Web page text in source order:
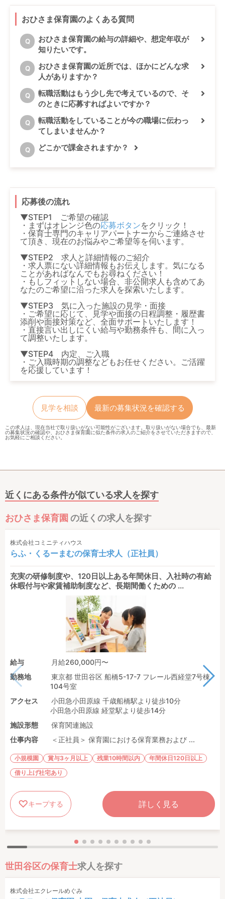
おひさま保育園のよくある質問
Q
おひさま保育園の給与の詳細や、想定年収が
知りたいです。
Q
おひさま保育園の近所では、ほかにどんな求
人がありますか？
Q
転職活動はもう少し先で考えているので、そ
のときに応募すればよいですか？
Q
転職活動をしていることが今の職場に伝わっ
てしまいませんか？
Q どこかで課金されますか？
応募後の流れ
▼STEP1 ご希望の確認
・まずはオレンジ色の応募ボタンをクリック！
・保育士専門のキャリアパートナーからご連絡させ
て頂き、現在のお悩みやご希望等を伺います。
▼STEP2 求人と詳細情報のご紹介
・求人票にない詳細情報もお伝えします。気になる
ことがあればなんでもお尋ねください！
・もしフィットしない場合、非公開求人も含めてあ
なたのご希望に沿った求人を探索いたします。
▼STEP3 気に入った施設の見学・面接
・ご希望に応じて、見学や面接の日程調整・履歴書
添削や面接対策など、全面サポートいたします！
・直接言い出しにくい給与や勤務条件も、間に入っ
て調整いたします。
▼STEP4 内定、ご入職
・ご入職時期の調整などもお任せください。ご活躍
を応援しています！
見学を相談 最新の募集状況を確認する
この求人は、現在当社で取り扱いがない可能性がございます。取り扱いがない場合でも、最新
の募集状況の確認や、おひさま保育園に似た条件の求人のご紹介をさせていただきますので、
お気軽にご相談ください。
近くにある条件が似ている求人を探す
おひさま保育園 の近くの求人を探す
株式会社コミニティハウス
らふ・くるーまむの保育士求人（正社員）
充実の研修制度や、120日以上ある年間休日、入社時の有給
休暇付与や家賃補助制度など、長期間働くための ...
給与
月給260,000円〜
勤務地
東京都 世田谷区 船橋5-17-7 フレール西経堂7号棟
104号室
アクセス
小田急小田原線 千歳船橋駅より徒歩10分
小田急小田原線 経堂駅より徒歩14分
施設形態
保育関連施設
仕事内容
＜正社員＞ 保育園における保育業務および ...
小規模園 賞与3ヶ月以上 残業10時間以内
年間休日120日以上
借り上げ社宅あり
キープする 詳しく見る
世田谷区の保育士求人を探す
株式会社エクレールめぐみ